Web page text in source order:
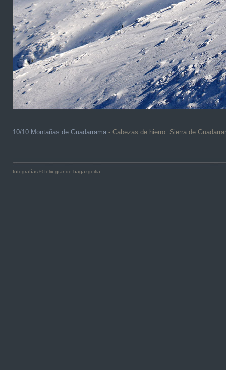
10/10 Montañas de Guadarrama - Cabezas de hierro. Sierra de
fotografías © felix grande bagazgoitia